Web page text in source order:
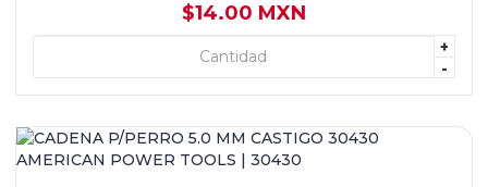
$14.00 MXN
+
-
+ AGREGAR